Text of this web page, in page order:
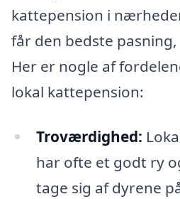
kattepension i
får den bedste
Her er nogle af
lokal kattepension:
Troværdighed:
har ofte et godt ry
tage sig af dyrene